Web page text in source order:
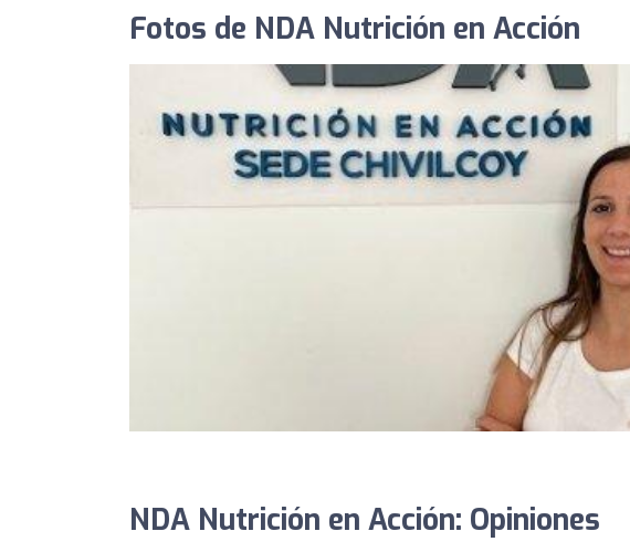
Fotos de NDA Nutrición en Acción
NDA Nutrición en Acción: Opiniones